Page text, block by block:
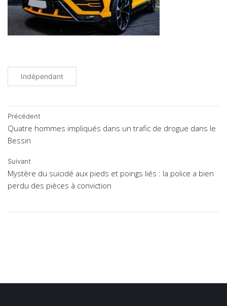
Indépendant
Précédent
Quatre hommes impliqués dans un trafic de drogue dans le
Bessin
Suivant
Mystère du suicidé aux pieds et poings liés : la police a bien
perdu des pièces à conviction